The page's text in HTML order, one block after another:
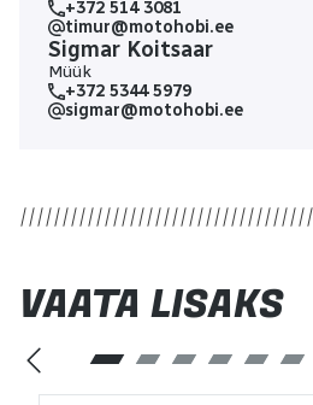
+372 514 3081
timur@motohobi.ee
Sigmar Koitsaar
Müük
+372 5344 5979
sigmar@motohobi.ee
VAATA LISAKS